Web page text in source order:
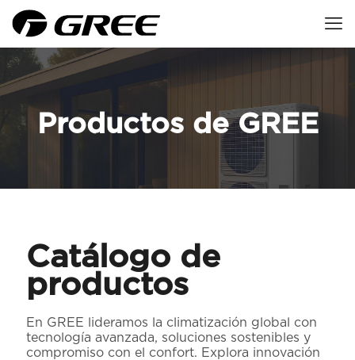
Productos de GREE
Catálogo de
productos
En GREE lideramos la climatización global con
tecnología avanzada, soluciones sostenibles y
compromiso con el confort. Explora innovación